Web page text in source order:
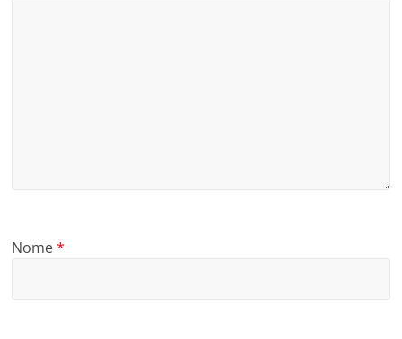
Nome*